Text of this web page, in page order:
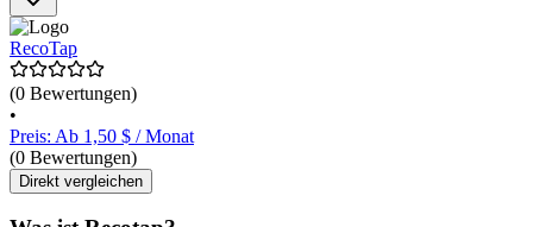
RecoTap
(0 Bewertungen)
•
Preis: Ab 1,50 $ / Monat
(0 Bewertungen)
Direkt vergleichen